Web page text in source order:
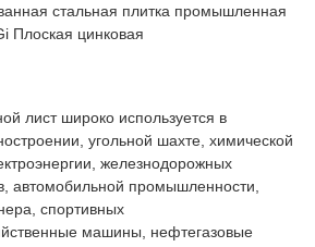
стальная плитка промышленная
Плоская цинковая
лист широко используется в
угольной шахте, химической
железнодорожных
автомобильной промышленности,
спортивных
машины, нефтегазовые